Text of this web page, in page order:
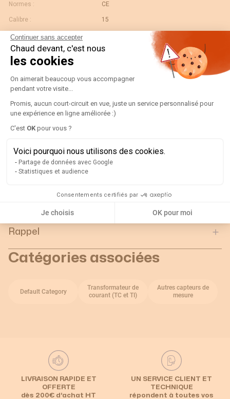
Continuer sans accepter
Chaud devant, c'est nous
les cookies
Plateforme de Gestion du
On aimerait beaucoup vous accompagner
pendant votre visite...
Promis, aucun court-circuit en vue, juste un service personnalisé pour
une expérience en ligne améliorée :)
C'est OK pour vous ?
Voici pourquoi nous utilisons des cookies.
Partage de données avec Google
Statistiques et audience
Consentements certifiés par
Je choisis OK pour moi
Normes : CE
Calibre : 15
Gtin/ean :
Code douane : 90303370
Désignation : 192S2112-SHUNT 100 MV SERIE DIN 15A
Pays d'origine : ES
Largeur de l'unité
0.034
Poids brut de l'unité
d'emballage :
0.181
Rappel
Catégories associées
Default Category
Transformateur de
courant (TC et TI)
Autres capteurs de
mesure
LIVRAISON RAPIDE ET
OFFERTE
dès 200€ d’achat HT
UN SERVICE CLIENT ET
TECHNIQUE
répondent à toutes vos